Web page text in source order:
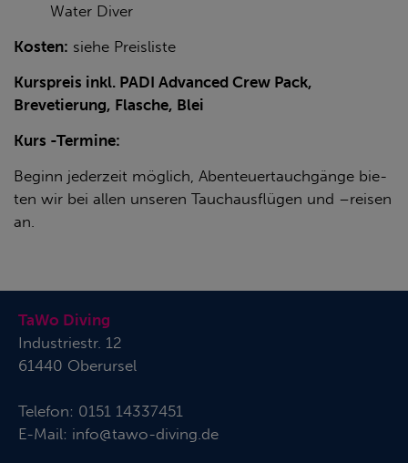
Water Diver
Kos­ten: siehe Preis­lis­te
Kurspreis inkl. PADI Advanced Crew Pack,
Brevetierung, Flasche, Blei
Kurs -Ter­mi­ne:
Be­ginn je­der­zeit mög­lich, Aben­teu­er­tauch­gän­ge bie­
ten wir bei allen un­se­ren Tauch­aus­flü­gen und –rei­sen
an.
TaWo Diving
Industriestr. 12
61440 Oberursel
Telefon: 0151 14337451
E-Mail: info@tawo-diving.de